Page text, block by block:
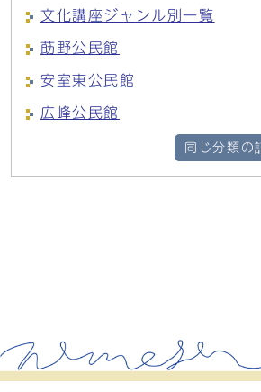
文化講座ジャンル別一覧
莇野公民館
安室東公民館
広峰公民館
同じ分類の